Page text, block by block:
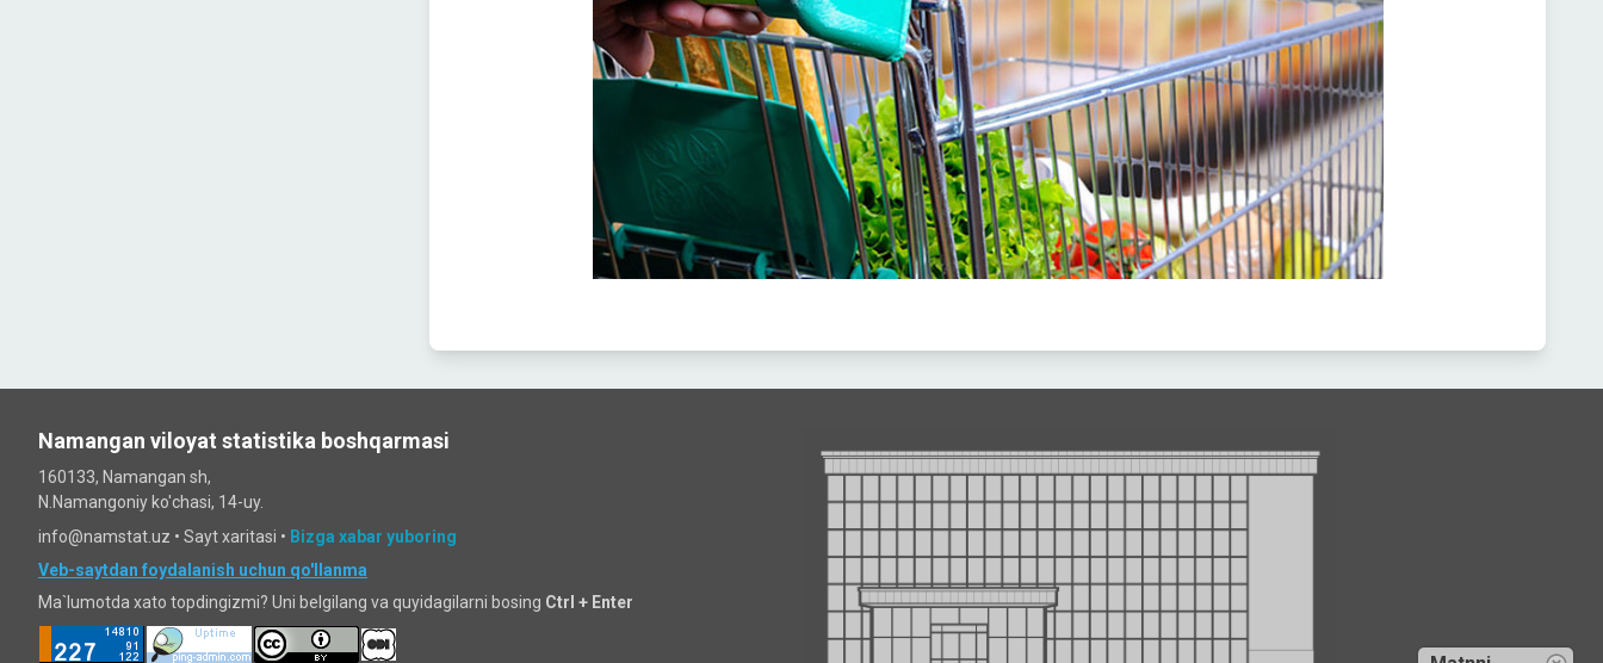
Namangan viloyat statistika boshqarmasi
160133, Namangan sh,
N.Namangoniy ko'chasi, 14-uy.
info@namstat.uz • Sayt xaritasi • Bizga xabar yuboring
Veb-saytdan foydalanish uchun qo'llanma
Ma`lumotda xato topdingizmi? Uni belgilang va quyidagilarni bosing Ctrl + Enter